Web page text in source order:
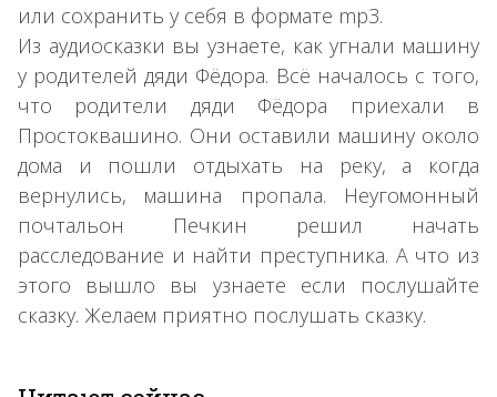
или сохранить у себя в формате mp3.
Из аудиосказки вы узнаете, как угнали машину
у родителей дяди Фёдора. Всё началось с того,
что родители дяди Фёдора приехали в
Простоквашино. Они оставили машину около
дома и пошли отдыхать на реку, а когда
вернулись, машина пропала. Неугомонный
почтальон Печкин решил начать
расследование и найти преступника. А что из
этого вышло вы узнаете если послушайте
сказку. Желаем приятно послушать сказку.